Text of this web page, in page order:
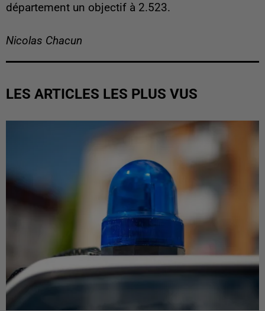
département un objectif à 2.523.
Nicolas Chacun
LES ARTICLES LES PLUS VUS